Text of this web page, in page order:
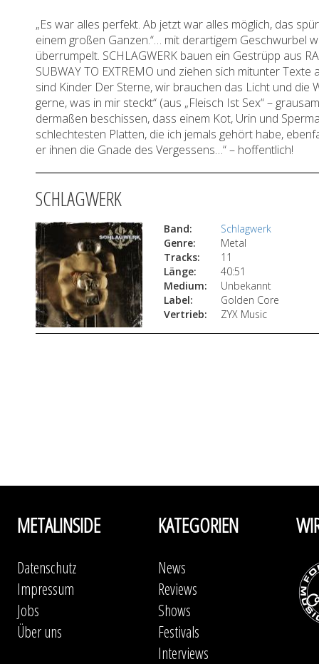
„Es war alles perfekt. Ab jetzt war alles möglich, das
einem großen Ganzen.“… mit derartigem Geschwurbel
überrumpelt. SCHLAGWERK bauen ein Gestrüpp aus
SUBWAY TO EXTREMO und ziehen sich mitunter
sind Kinder Der Sterne, wir brauchen das Licht und die
gerne, was in mir steckt“ (aus „Fleisch Ist Sex“ –
dermaßen beschissen, dass einem Kot, Urin und
schlechtesten Platten, die ich jemals gehört habe,
er ihnen die Gnade des Vergessens…“ – hoffentlich!
SCHLAGWERK
Band:
Schlagwerk
Genre:
Metal
Tracks:
11
Länge:
40:51
Medium:
Unbekannt
Label:
Golden Core
Vertrieb:
ZYX Music
METALINSIDE
Datenschutz
Impressum
Jobs
Über uns
KATEGORIEN
News
Reviews
Shows
Festivals
Interviews